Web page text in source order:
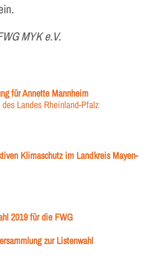
MYK e.V.
für Annette Mannheim
Landes Rheinland-Pfalz
Klimaschutz im Landkreis Mayen-
2019 für die FWG
zur Listenwahl